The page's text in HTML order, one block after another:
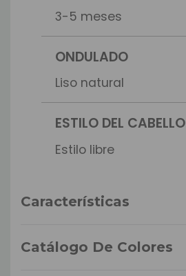
3-5 meses
ONDULADO
Liso natural
ESTILO DEL CABELLO
Estilo libre
Características
Catálogo De Colores